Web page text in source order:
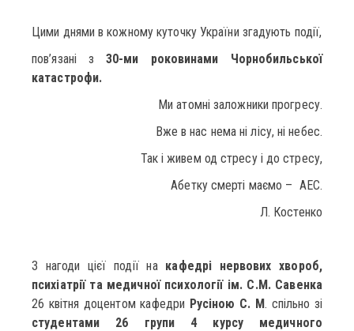
Цими днями в кожному куточку України згадують події,
пов’язані з30-ми роковинами Чорнобильської
катастрофи.
Ми атомні заложники прогресу.
Вже в нас нема ні лісу, ні небес.
Так і живем од стресу і до стресу,
Абетку смерті маємо – АЕС.
Л. Костенко
З нагоди цієї події на кафедрі нервових хвороб,
психіатрії та медичної психології ім. С.М. Савенка
26 квітня доцентом кафедри Русіною С. М. спільно зі
студентами 26 групи 4 курсу медичного